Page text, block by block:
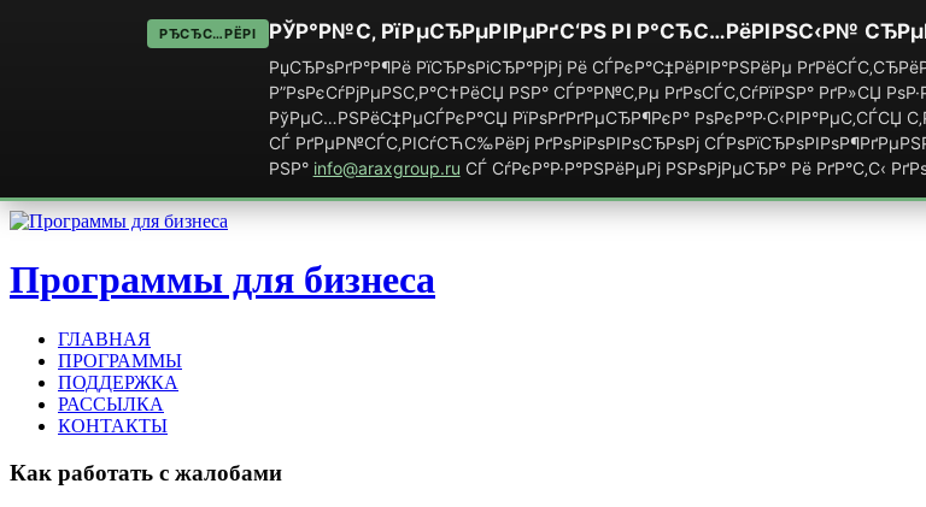
РЂСЂС…РЁРІ РЎР°Р№С‚ РїРµСЂРµРІРµРґС‘РЅ РІ Р°СЂС…РёРІРЅС‹Р№
РџСЂРѕРґР°Р¶Рё РїСЂРѕРіСЂР°РјРј Рё СЃРєР°С‡РёРІР°РЅРёРµ
Р”РѕРєСѓРјРµРЅС‚Р°С†РёСЏ РЅР° СЃР°Р№С‚Рµ РґРѕСЃС‚СѓРїРЅР° РґР»СЏ
РўРµС…РЅРёС‡РµСЃРєР°СЏ РїРѕРґРґРµСЂР¶РєР° РѕРєР°Р·С‹РІР°РµС‚СЃСЏ
СЃ РґРµР№СЃС‚РІСѓСЋС‰РёРј РґРѕРіРѕРІРѕСЂРѕРј
РЅР° info@araxgroup.ru СЃ СѓРєР°Р·Р°РЅРёРµРј РЅРѕРјРµСЂР° Рё РґР°С‚С‹
Программы для бизнеса
ГЛАВНАЯ
ПРОГРАММЫ
ПОДДЕРЖКА
РАССЫЛКА
КОНТАКТЫ
Как работать с жалобами